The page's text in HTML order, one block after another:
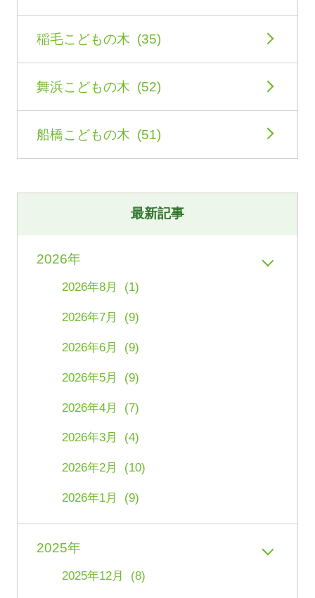
稲毛こどもの木 (35)
舞浜こどもの木 (52)
船橋こどもの木 (51)
最新記事
2026年
2026年8月 (1)
2026年7月 (9)
2026年6月 (9)
2026年5月 (9)
2026年4月 (7)
2026年3月 (4)
2026年2月 (10)
2026年1月 (9)
2025年
2025年12月 (8)